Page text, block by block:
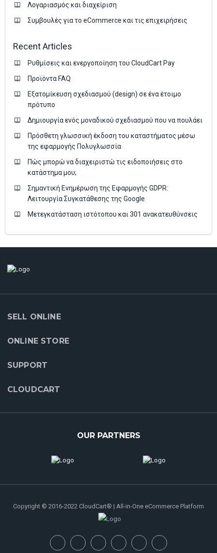
Λογαριασμός και διαχείριση
Συμβουλές για το eCommerce και τις επιχειρήσεις
Recent Articles
Ρυθμίσεις και ενεργοποίηση του CloudCart Pay
Προϊόντα FAQ
Εξατομίκευση σχεδιασμού (design) σε ένα έτοιμο
πρότυπο
Δημιουργία ενός μοναδικού σχεδιασμού που να πουλάει
Πρόσθετη γλωσσική έκδοση του καταστήματος μέσω
της εφαρμογής Πολυγλωσσία
Πώς μπορώ να διαχειριστώ τις ειδοποιήσεις στο
κατάστημα μου;
Σημαντική Ενημέρωση της Εφαρμογής GDPR:
Λειτουργία Συγκατάθεσης της Google
Μετεγκατάσταση ιστότοπου και 301 ανακατευθύνσεις
SELL ONLINE
ONLINE STORE
SUPPORT
CLOUDCART
OUR PARTNERS
Copyright © 2016-2022 CloudCart® | All-in-One eCommerce Platform